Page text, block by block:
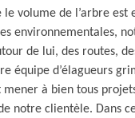
le volume de l’arbre est
environnementales,
de lui, des routes,
équipe d’élagueurs
mener à bien tous
notre clientèle. Dans